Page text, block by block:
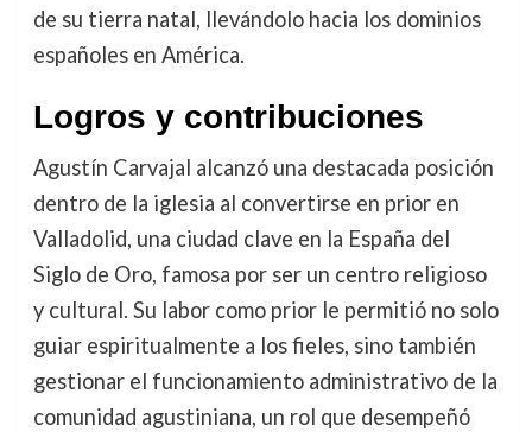
de su tierra natal, llevándolo hacia los dominios
españoles en América.
Logros y contribuciones
Agustín Carvajal alcanzó una destacada posición
dentro de la iglesia al convertirse en prior en
Valladolid, una ciudad clave en la España del
Siglo de Oro, famosa por ser un centro religioso
y cultural. Su labor como prior le permitió no solo
guiar espiritualmente a los fieles, sino también
gestionar el funcionamiento administrativo de la
comunidad agustiniana, un rol que desempeñó